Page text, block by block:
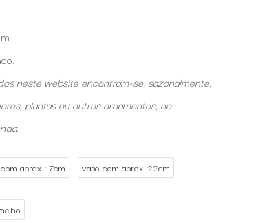
neste website encontram-se, sazonalmente,
plantas ou outros ornamentos, no
aprox. 17cm vaso com aprox. 22cm